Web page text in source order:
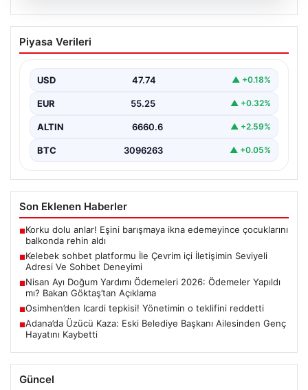
Kelebek sohbet platformu İle Çevrim içi
İletişimin Seviyeli Adresi Ve Sohbet
Sanal ortamında insanların seviyeli bir biçimde bağlantı
Halen…
Piyasa Verileri
USD 47.74 ▲ +0.18%
EUR 55.25 ▲ +0.32%
ALTIN 6660.6 ▲ +2.59%
BTC 3096263 ▲ +0.05%
Son Eklenen Haberler
■Korku dolu anlar! Eşini barışmaya ikna edemeyince çocuklarını
balkonda rehin aldı
■Kelebek sohbet platformu İle Çevrim içi İletişimin Seviyeli
Adresi Ve Sohbet Deneyimi
■Nisan Ayı Doğum Yardımı Ödemeleri 2026: Ödemeler Yapıldı
mı? Bakan Göktaş’tan Açıklama
■Osimhen’den Icardi tepkisi! Yönetimin o teklifini reddetti
■Adana’da Üzücü Kaza: Eski Belediye Başkanı Ailesinden Genç
Hayatını Kaybetti
Güncel